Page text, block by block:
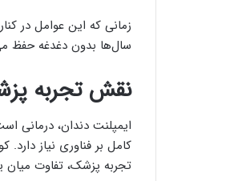
زمانی که این عوامل در
سال‌ها بدون دغدغه حفظ
نقش تجربه
ایمپلنت دندان، درمانی
کامل بر فناوری نیاز
تجربه پزشک، تفاوت میان